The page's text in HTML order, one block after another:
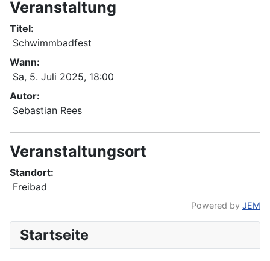
Startseite
Veranstaltung
Titel:
Schwimmbadfest
Wann:
Sa, 5. Juli 2025, 18:00
Autor:
Sebastian Rees
Veranstaltungsort
Standort:
Freibad
Powered by JEM